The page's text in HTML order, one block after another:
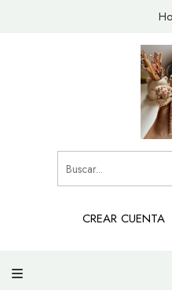
CREAR CUENTA